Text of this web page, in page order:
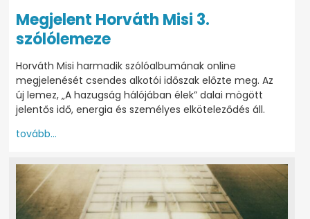
Megjelent Horváth Misi 3.
szólólemeze
Horváth Misi harmadik szólóalbumának online
megjelenését csendes alkotói időszak előzte meg. Az
új lemez, „A hazugság hálójában élek” dalai mögött
jelentős idő, energia és személyes elköteleződés áll.
tovább...